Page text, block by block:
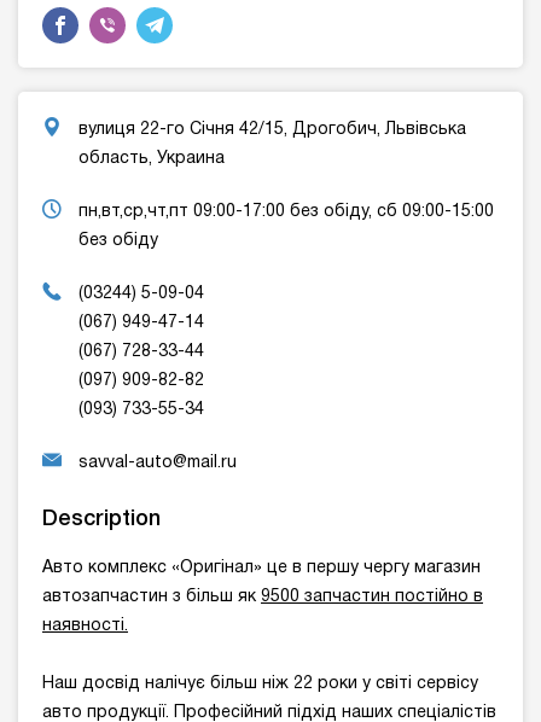
вулиця 22-го Січня 42/15, Дрогобич, Львівська
область, Украина
пн,вт,ср,чт,пт 09:00-17:00 без обіду, сб 09:00-15:00
без обіду
(03244) 5-09-04
(067) 949-47-14
(067) 728-33-44
(097) 909-82-82
(093) 733-55-34
savval-auto@mail.ru
Description
Авто комплекс «Оригінал» це в першу чергу магазин
автозапчастин з більш як 9500 запчастин постійно в
наявності.
Наш досвід налічує більш ніж 22 роки у світі сервісу
авто продукції. Професійний підхід наших спеціалістів